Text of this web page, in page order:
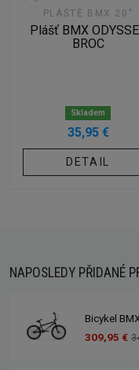
PLÁŠTĚ BMX 20"
Plášť BMX
BROC
Skladem
35,95 €
DETAIL
NAPOSLEDY PŘIDANÉ
Bicykel
309,95 €